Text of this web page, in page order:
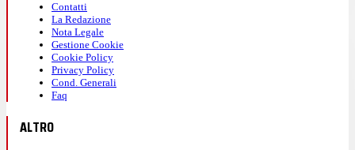
Contatti
La Redazione
Nota Legale
Gestione Cookie
Cookie Policy
Privacy Policy
Cond. Generali
Faq
ALTRO